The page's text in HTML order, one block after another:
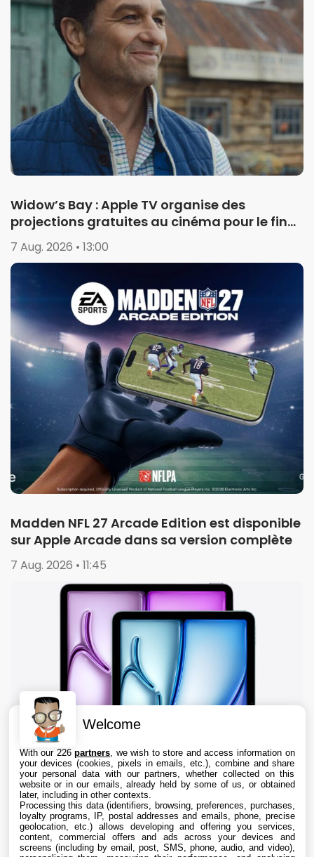
Widow’s Bay : Apple TV organise des
projections gratuites au cinéma pour le final
de la saison 1
7 Aug. 2026 • 13:00
Madden NFL 27 Arcade Edition est disponible
sur Apple Arcade dans sa version complète
7 Aug. 2026 • 11:45
iPad : les ventes reculent de 8%, mais Apple
Welcome
With our 226partners , we wish to store and access information on
your devices (cookies, pixels in emails, etc.), combine and share
your personal data with our partners, whether collected on this
website or in our emails, already held by some of us, or obtained
later, including in other contexts.
Processing this data (identifiers, browsing, preferences, purchases,
loyalty programs, IP, postal addresses and emails, phone, precise
geolocation, etc.) allows developing and offering you services,
content, commercial offers and ads across your devices and
screens (including by email, post, SMS, phone, audio, and video),